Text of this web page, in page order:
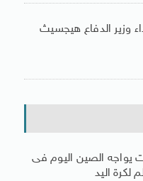
وزير الدفاع هيجسيث
يواجه الصين اليوم فى
لكرة اليد